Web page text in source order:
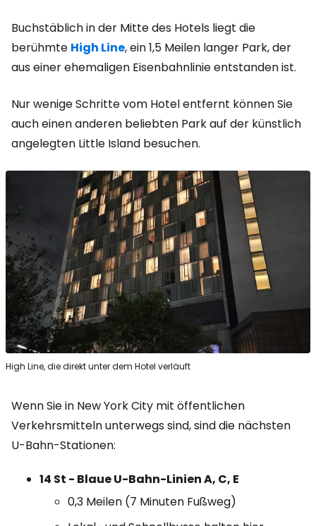
Buchstäblich in der Mitte des Hotels liegt die
berühmte High Line, ein 1,5 Meilen langer Park, der
aus einer ehemaligen Eisenbahnlinie entstanden ist.
Nur wenige Schritte vom Hotel entfernt können Sie
auch einen anderen beliebten Park auf der künstlich
angelegten Little Island besuchen.
High Line, die direkt unter dem Hotel verläuft
Wenn Sie in New York City mit öffentlichen
Verkehrsmitteln unterwegs sind, sind die nächsten
U-Bahn-Stationen:
14 St - Blaue U-Bahn-Linien A, C, E
0,3 Meilen (7 Minuten Fußweg)